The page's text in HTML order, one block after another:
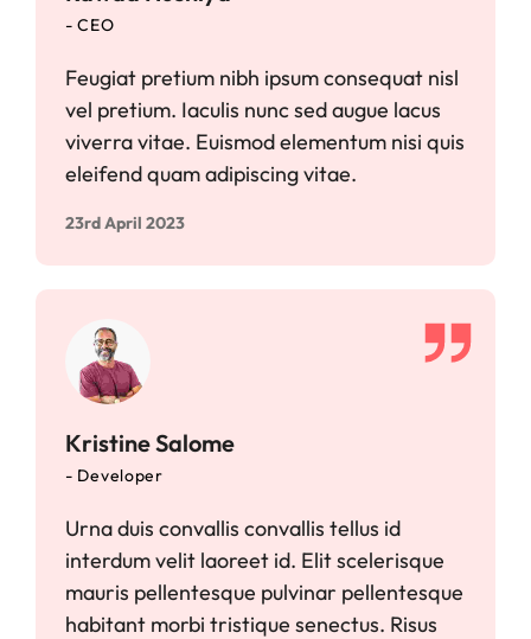
- CEO
Feugiat pretium nibh ipsum consequat nisl
vel pretium. Iaculis nunc sed augue lacus
viverra vitae. Euismod elementum nisi quis
eleifend quam adipiscing vitae.
23rd April 2023
Kristine Salome
- Developer
Urna duis convallis convallis tellus id
interdum velit laoreet id. Elit scelerisque
mauris pellentesque pulvinar pellentesque
habitant morbi tristique senectus. Risus